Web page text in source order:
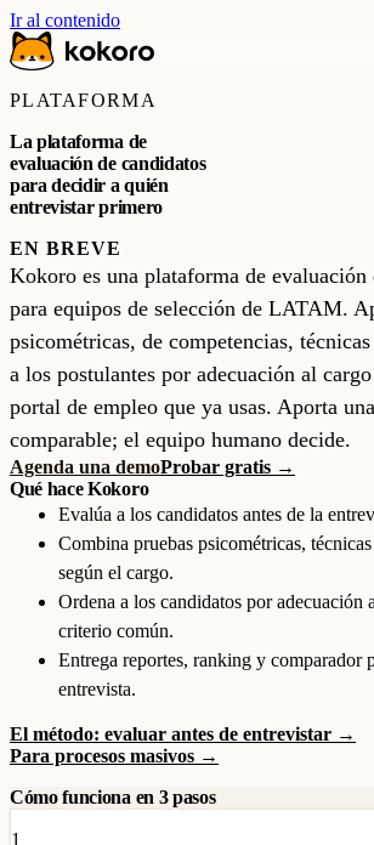
Ir al contenido
PLATAFORMA
La plataforma de
evaluación de candidatos
para decidir a quién
entrevistar primero
EN BREVE
Kokoro es una plataforma de evaluación
para equipos de selección de LATAM.
psicométricas, de competencias,
a los postulantes por adecuación al
portal de empleo que ya usas. Aporta
comparable; el equipo humano decide.
Agenda una demoProbar gratis →
Qué hace Kokoro
Evalúa a los candidatos antes de la
Combina pruebas psicométricas,
según el cargo.
Ordena a los candidatos por adecuación
criterio común.
Entrega reportes, ranking y comparador
entrevista.
El método: evaluar antes de entrevistar →
Para procesos masivos →
Cómo funciona en 3 pasos
1